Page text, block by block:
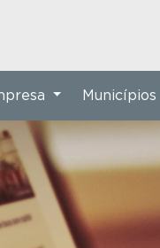
Municípios